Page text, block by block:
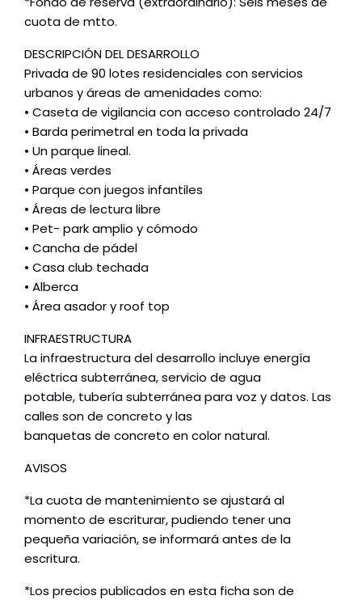
cuota de mtto.
DESCRIPCIÓN DEL DESARROLLO
Privada de 90 lotes residenciales con servicios
urbanos y áreas de amenidades como:
• Caseta de vigilancia con acceso controlado 24/7
• Barda perimetral en toda la privada
• Un parque lineal.
• Áreas verdes
• Parque con juegos infantiles
• Áreas de lectura libre
• Pet- park amplio y cómodo
• Cancha de pádel
• Casa club techada
• Alberca
• Área asador y roof top
INFRAESTRUCTURA
La infraestructura del desarrollo incluye energía
eléctrica subterránea, servicio de agua
potable, tubería subterránea para voz y datos. Las
calles son de concreto y las
banquetas de concreto en color natural.
AVISOS
*La cuota de mantenimiento se ajustará al
momento de escriturar, pudiendo tener una
pequeña variación, se informará antes de la
escritura.
*Los precios publicados en esta ficha son de